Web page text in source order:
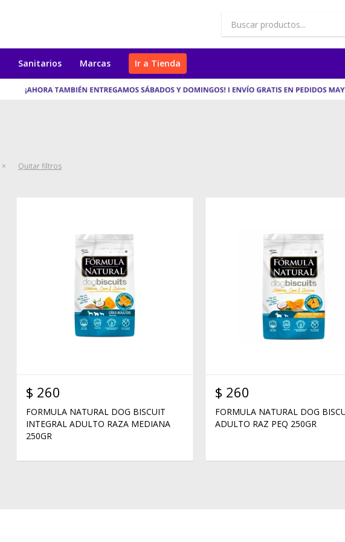
Sanitarios Marcas Ir a Tienda
Quitar filtros
$ 260
FORMULA NATURAL DOG BISCUIT
INTEGRAL ADULTO RAZA MEDIANA
250GR
$ 260
FORMULA NATURAL DOG
ADULTO RAZ PEQ 250GR